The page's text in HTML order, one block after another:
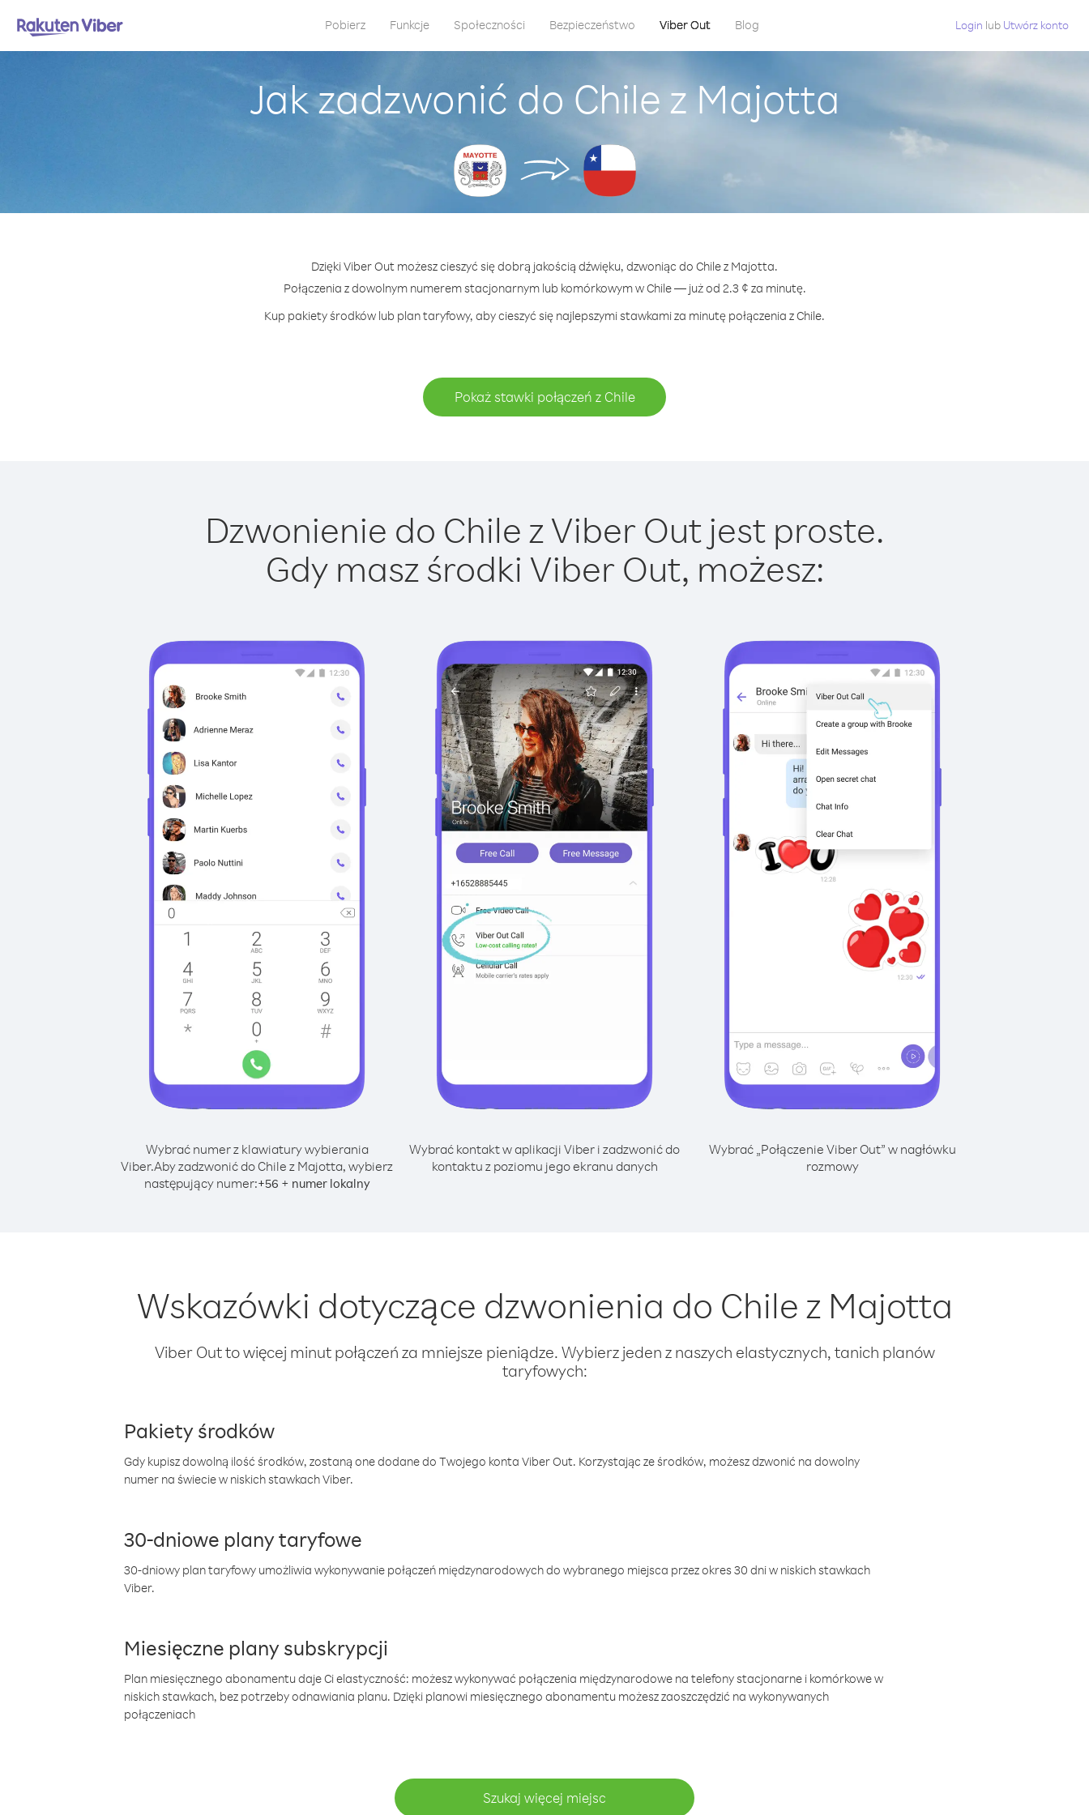
Pobierz Funkcje Społeczności Bezpieczeństwo Viber Out Blog Login lub Utwórz konto
Jak zadzwonić do Chile z Majotta
Dzięki Viber Out możesz cieszyć się dobrą jakością dźwięku, dzwoniąc do Chile z Majotta.
Połączenia z dowolnym numerem stacjonarnym lub komórkowym w Chile — już od 2.3 ¢ za minutę.
Kup pakiety środków lub plan taryfowy, aby cieszyć się najlepszymi stawkami za minutę połączenia z Chile.
Pokaż stawki połączeń z Chile
Dzwonienie do Chile z Viber Out jest proste.
Gdy masz środki Viber Out, możesz:
Wybrać numer z klawiatury wybierania
Viber.Aby zadzwonić do Chile z Majotta, wybierz
następujący numer:+56 + numer lokalny
Wybrać kontakt w aplikacji Viber i zadzwonić do
kontaktu z poziomu jego ekranu danych
Wybrać „Połączenie Viber Out” w nagłówku
rozmowy
Wskazówki dotyczące dzwonienia do Chile z Majotta
Viber Out to więcej minut połączeń za mniejsze pieniądze. Wybierz jeden z naszych elastycznych, tanich planów
taryfowych:
Pakiety środków
Gdy kupisz dowolną ilość środków, zostaną one dodane do Twojego konta Viber Out. Korzystając ze środków, możesz dzwonić na dowolny
numer na świecie w niskich stawkach Viber.
30-dniowe plany taryfowe
30-dniowy plan taryfowy umożliwia wykonywanie połączeń międzynarodowych do wybranego miejsca przez okres 30 dni w niskich stawkach
Viber.
Miesięczne plany subskrypcji
Plan miesięcznego abonamentu daje Ci elastyczność: możesz wykonywać połączenia międzynarodowe na telefony stacjonarne i komórkowe w
niskich stawkach, bez potrzeby odnawiania planu. Dzięki planowi miesięcznego abonamentu możesz zaoszczędzić na wykonywanych
połączeniach
Szukaj więcej miejsc